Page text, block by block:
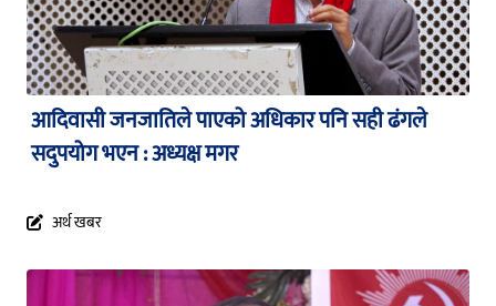
आदिवासी जनजातिले पाएको अधिकार पनि सही ढंगले
सदुपयोग भएन : अध्यक्ष मगर
अर्थ खबर